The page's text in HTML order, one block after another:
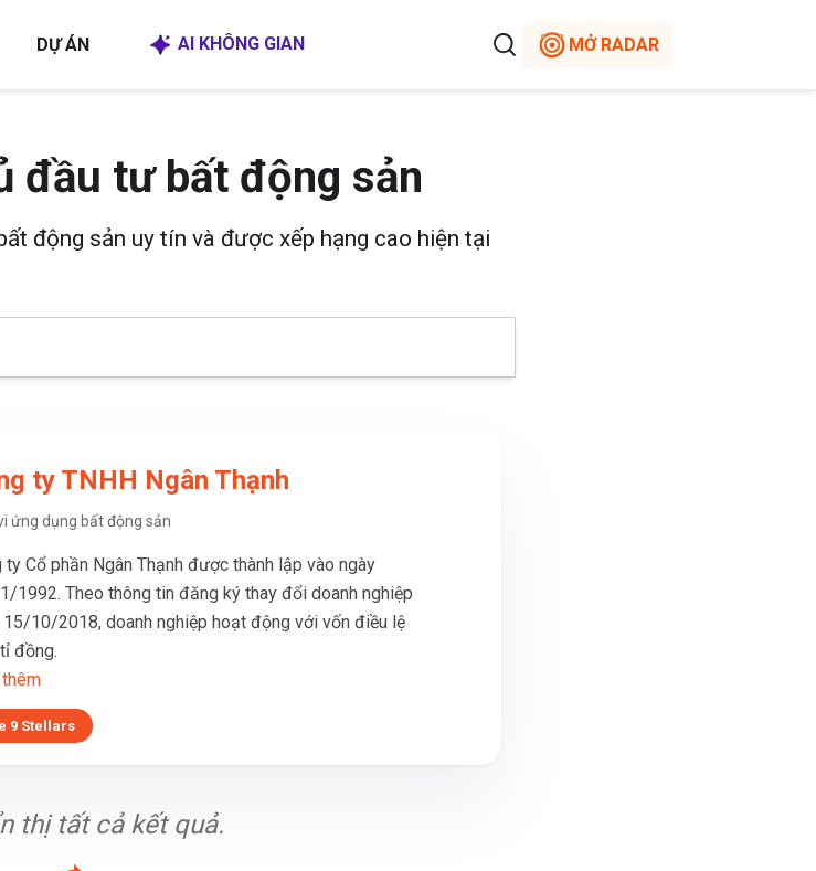
DỰ ÁN AI KHÔNG GIAN MỞ RADAR
đầu tư bất động sản
động sản uy tín và được xếp hạng cao hiện tại
ty TNHH Ngân Thạnh
ứng dụng bất động sản
ty Cổ phần Ngân Thạnh được thành lập vào ngày
1992. Theo thông tin đăng ký thay đổi doanh nghiệp
15/10/2018, doanh nghiệp hoạt động với vốn điều lệ
đồng.
9 Stellars
thị tất cả kết quả.